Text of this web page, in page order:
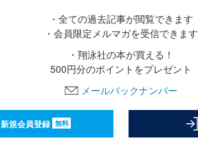
・全ての過去記事が閲覧できます
・会員限定メルマガを受信できます
・翔泳社の本が買える！
500円分のポイントをプレゼント
メールバックナンバー
新規会員登録 無料